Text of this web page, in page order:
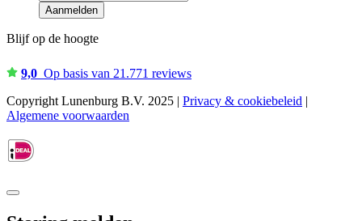
Aanmelden
Blijf op de hoogte
9,0 Op basis van 21.771 reviews
Copyright Lunenburg B.V. 2025 | Privacy & cookiebeleid |
Algemene voorwaarden